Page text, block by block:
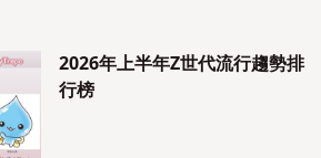
2026年上半年Z世代流行趨勢排
行榜